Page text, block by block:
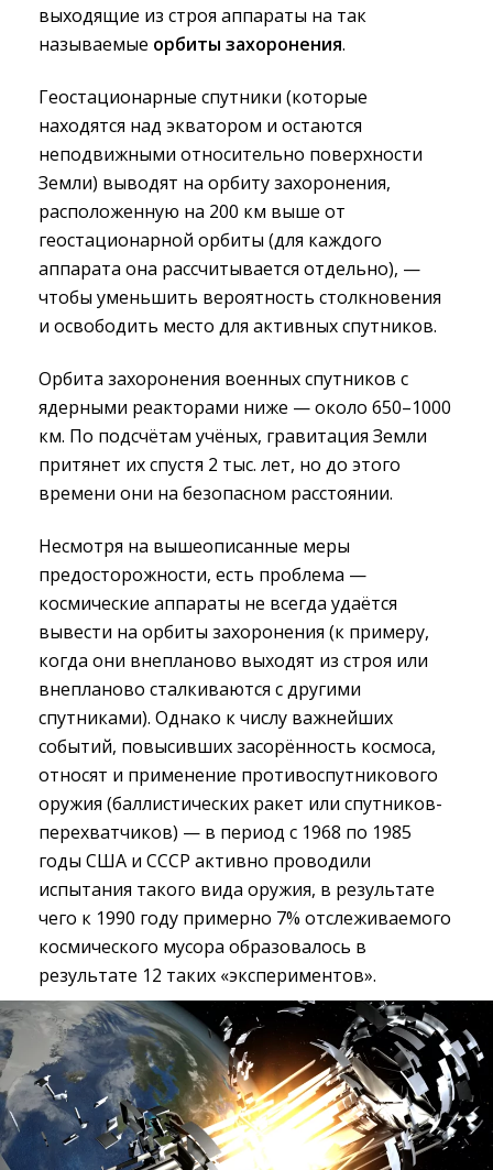
выходящие из строя аппараты на так
называемые орбиты захоронения.
Геостационарные спутники (которые
находятся над экватором и остаются
неподвижными относительно поверхности
Земли) выводят на орбиту захоронения,
расположенную на 200 км выше от
геостационарной орбиты (для каждого
аппарата она рассчитывается отдельно), —
чтобы уменьшить вероятность столкновения
и освободить место для активных спутников.
Орбита захоронения военных спутников с
ядерными реакторами ниже — около 650–1000
км. По подсчётам учёных, гравитация Земли
притянет их спустя 2 тыс. лет, но до этого
времени они на безопасном расстоянии.
Несмотря на вышеописанные меры
предосторожности, есть проблема —
космические аппараты не всегда удаётся
вывести на орбиты захоронения (к примеру,
когда они внепланово выходят из строя или
внепланово сталкиваются с другими
спутниками). Однако к числу важнейших
событий, повысивших засорённость космоса,
относят и применение противоспутникового
оружия (баллистических ракет или спутников-
перехватчиков) — в период с 1968 по 1985
годы США и СССР активно проводили
испытания такого вида оружия, в результате
чего к 1990 году примерно 7% отслеживаемого
космического мусора образовалось в
результате 12 таких «экспериментов».